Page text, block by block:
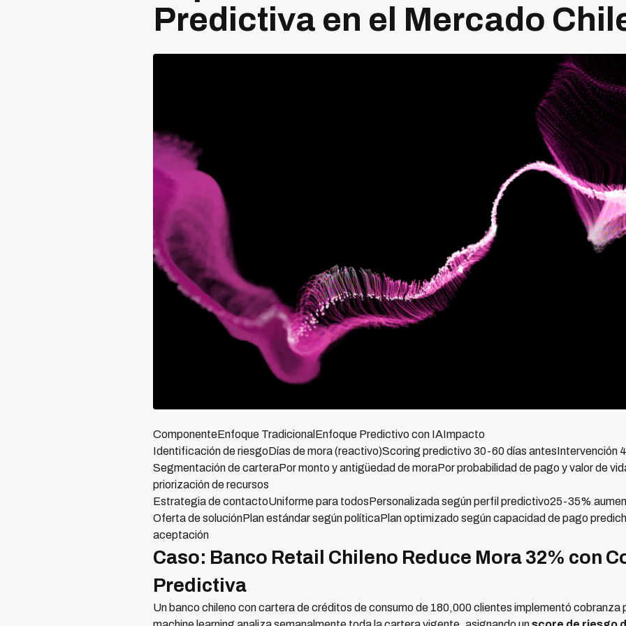
Predictiva en el Mercado
ComponenteEnfoque TradicionalEnfoque Predictivo con IAImpacto
Identificación de riesgoDías de mora (reactivo)Scoring predictivo 30-60 días antesIntervención
Segmentación de carteraPor monto y antigüedad de moraPor probabilidad de pago y valor de
priorización de recursos
Estrategia de contactoUniforme para todosPersonalizada según perfil predictivo25-35%
Oferta de soluciónPlan estándar según políticaPlan optimizado según capacidad de pago
aceptación
Caso: Banco Retail Chileno Reduce Mora 32% con
Predictiva
Un banco chileno con cartera de créditos de consumo de 180,000 clientes implementó cobranza